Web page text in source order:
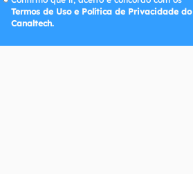
Termos de Uso e Política de Privacidade do
Canaltech.